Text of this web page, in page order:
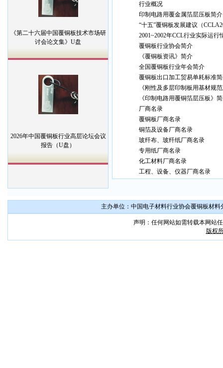
《第二十六届中国覆铜板技术市场研
讨会论文集》U盘
2026年中国覆铜板行业高层论坛会议
报告（U盘）
行业概况
印制电路用覆金属箔层压板简介
“十五”覆铜板发展建议（
2001~2002年CCL行业实际运行
覆铜板行业协会简介
《覆铜板资讯》简介
全国覆铜板行业年会简介
覆铜板出口加工贸易单耗标准
《刚性及多层印制板用基材规
《印制电路用覆铜箔层压板》
厂商名录
覆铜板厂商名录
铜箔及设备厂商名录
玻纤布、玻纤纸厂商名录
专用纸厂商名录
化工材料厂商名录
工程、设备、仪器厂商名录
主办单位：中国电子材料行业协会覆铜板材
声明：任何网站如需转载本网站
版权